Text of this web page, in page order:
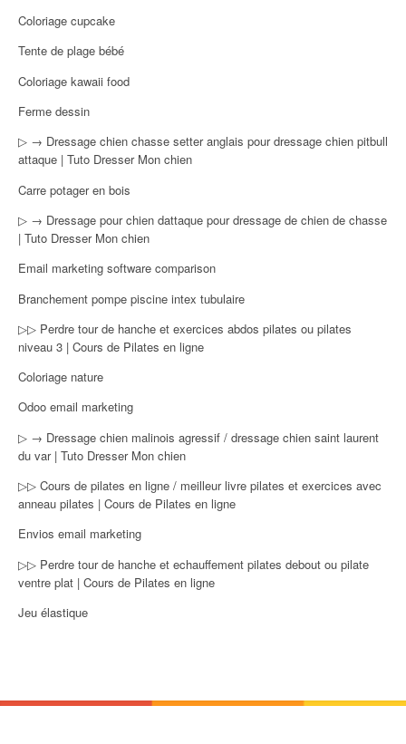
Coloriage cupcake
Tente de plage bébé
Coloriage kawaii food
Ferme dessin
▷ → Dressage chien chasse setter anglais pour dressage chien pitbull
attaque | Tuto Dresser Mon chien
Carre potager en bois
▷ → Dressage pour chien dattaque pour dressage de chien de chasse
| Tuto Dresser Mon chien
Email marketing software comparison
Branchement pompe piscine intex tubulaire
▷▷ Perdre tour de hanche et exercices abdos pilates ou pilates
niveau 3 | Cours de Pilates en ligne
Coloriage nature
Odoo email marketing
▷ → Dressage chien malinois agressif / dressage chien saint laurent
du var | Tuto Dresser Mon chien
▷▷ Cours de pilates en ligne / meilleur livre pilates et exercices avec
anneau pilates | Cours de Pilates en ligne
Envios email marketing
▷▷ Perdre tour de hanche et echauffement pilates debout ou pilate
ventre plat | Cours de Pilates en ligne
Jeu élastique